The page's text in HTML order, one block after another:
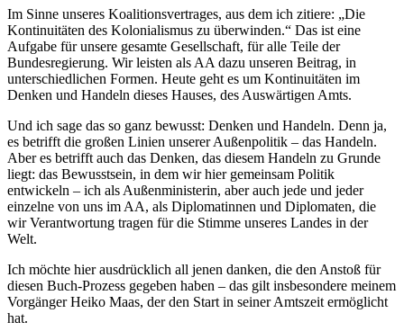
Im Sinne unseres Koalitionsvertrages, aus dem ich zitiere: „Die
Kontinuitäten des Kolonialismus zu überwinden.“ Das ist eine
Aufgabe für unsere gesamte Gesellschaft, für alle Teile der
Bundesregierung. Wir leisten als AA dazu unseren Beitrag, in
unterschiedlichen Formen. Heute geht es um Kontinuitäten im
Denken und Handeln dieses Hauses, des Auswärtigen Amts.
Und ich sage das so ganz bewusst: Denken und Handeln. Denn ja,
es betrifft die großen Linien unserer Außenpolitik – das Handeln.
Aber es betrifft auch das Denken, das diesem Handeln zu Grunde
liegt: das Bewusstsein, in dem wir hier gemeinsam Politik
entwickeln – ich als Außenministerin, aber auch jede und jeder
einzelne von uns im AA, als Diplomatinnen und Diplomaten, die
wir Verantwortung tragen für die Stimme unseres Landes in der
Welt.
Ich möchte hier ausdrücklich all jenen danken, die den Anstoß für
diesen Buch-Prozess gegeben haben – das gilt insbesondere meinem
Vorgänger Heiko Maas, der den Start in seiner Amtszeit ermöglicht
hat.